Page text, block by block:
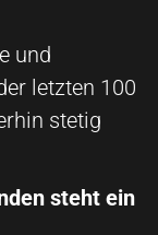
und
letzten 100
stetig
steht ein